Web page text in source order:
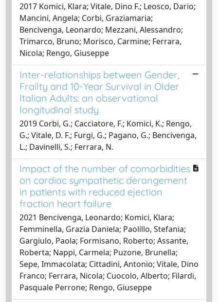
2017 Komici, Klara; Vitale, Dino F.; Leosco, Dario;
Mancini, Angela; Corbi, Graziamaria;
Bencivenga, Leonardo; Mezzani, Alessandro;
Trimarco, Bruno; Morisco, Carmine; Ferrara,
Nicola; Rengo, Giuseppe
Inter-relationships between Gender,
Frailty and 10-Year Survival in Older
Italian Adults: an observational
longitudinal study
2019 Corbi, G.; Cacciatore, F.; Komici, K.; Rengo,
G.; Vitale, D. F.; Furgi, G.; Pagano, G.; Bencivenga,
L.; Davinelli, S.; Ferrara, N.
Impact of the number of comorbidities
on cardiac sympathetic derangement
in patients with reduced ejection
fraction heart failure
2021 Bencivenga, Leonardo; Komici, Klara;
Femminella, Grazia Daniela; Paolillo, Stefania;
Gargiulo, Paola; Formisano, Roberto; Assante,
Roberta; Nappi, Carmela; Puzone, Brunella;
Sepe, Immacolata; Cittadini, Antonio; Vitale, Dino
Franco; Ferrara, Nicola; Cuocolo, Alberto; Filardi,
Pasquale Perrone; Rengo, Giuseppe